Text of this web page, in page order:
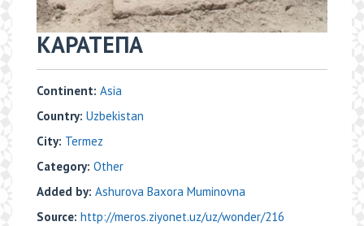
КАРАТЕПА
Continent: Asia
Country: Uzbekistan
City: Termez
Category: Other
Added by: Ashurova Baxora Muminovna
Source: http://meros.ziyonet.uz/uz/wonder/216